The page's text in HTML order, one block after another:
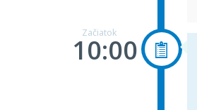
Začiatok
10:00